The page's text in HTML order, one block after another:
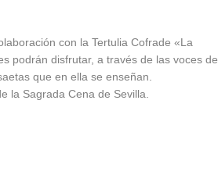
con la Tertulia Cofrade «La
podrán disfrutar, a través de las voces de
que en ella se enseñan.
la Sagrada Cena de Sevilla.